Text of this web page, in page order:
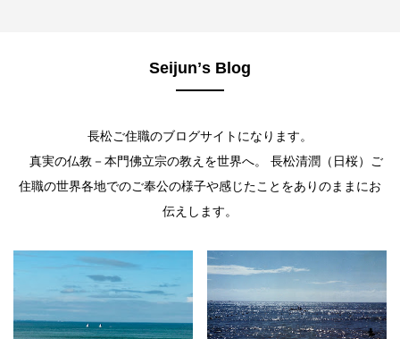
Seijunʼs Blog
長松ご住職のブログサイトになります。
真実の仏教－本門佛立宗の教えを世界へ。 長松清潤（日桜）ご
住職の世界各地でのご奉公の様子や感じたことをありのままにお
伝えします。